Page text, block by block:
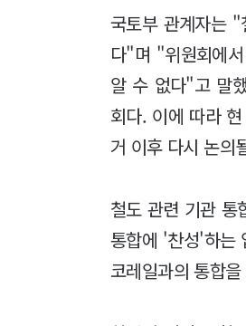
국토부 관계자는 "
다"며 "위원회에
알 수 없다"고 말
회다. 이에 따라
거 이후 다시 논의
철도 관련 기관 통
통합에 '찬성'하는
코레일과의 통합